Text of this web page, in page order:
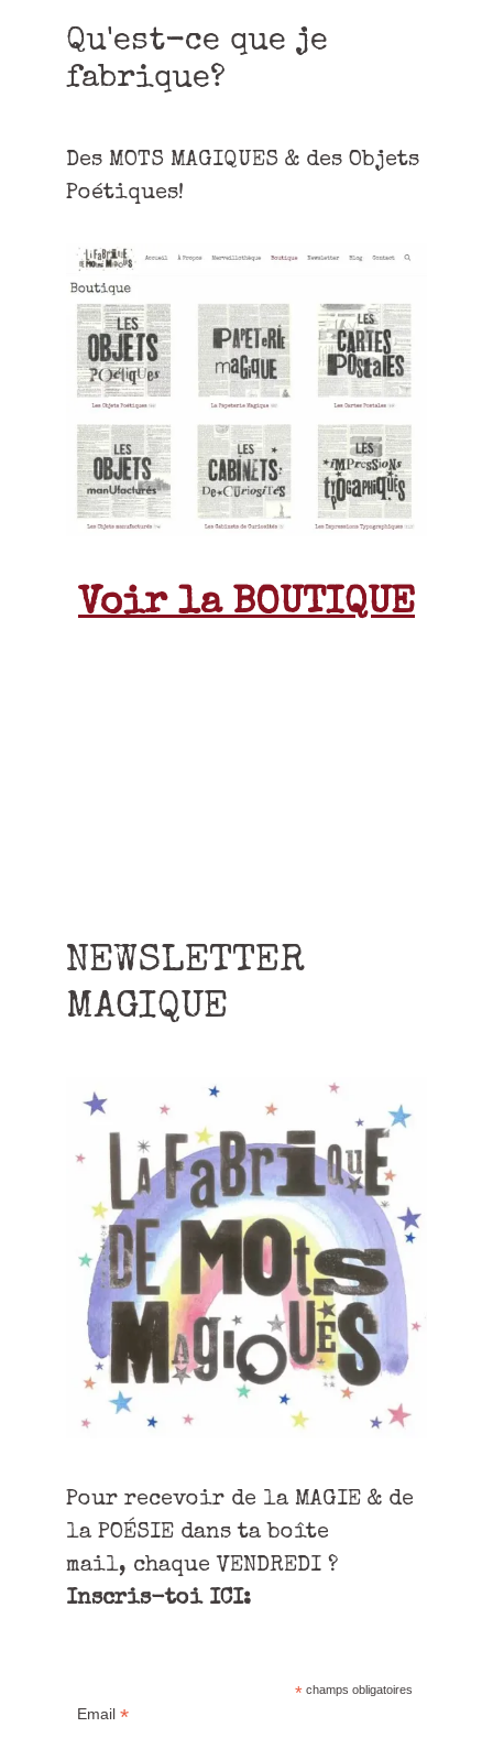
Qu'est-ce que je
fabrique?
Des MOTS MAGIQUES & des Objets
Poétiques!
Voir la BOUTIQUE
NEWSLETTER
MAGIQUE
Pour recevoir de la MAGIE & de
la POÉSIE dans ta boîte
mail, chaque VENDREDI ?
Inscris-toi ICI:
* champs obligatoires
Email *